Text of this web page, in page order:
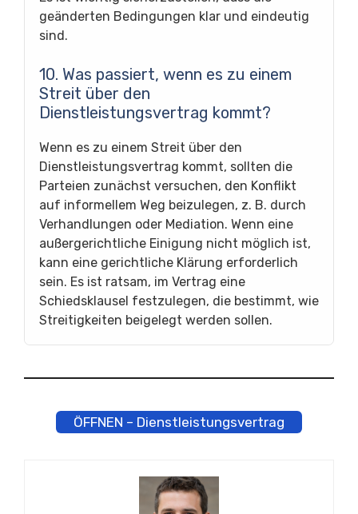
geänderten Bedingungen klar und eindeutig
sind.
10. Was passiert, wenn es zu einem
Streit über den
Dienstleistungsvertrag kommt?
Wenn es zu einem Streit über den
Dienstleistungsvertrag kommt, sollten die
Parteien zunächst versuchen, den Konflikt
auf informellem Weg beizulegen, z. B. durch
Verhandlungen oder Mediation. Wenn eine
außergerichtliche Einigung nicht möglich ist,
kann eine gerichtliche Klärung erforderlich
sein. Es ist ratsam, im Vertrag eine
Schiedsklausel festzulegen, die bestimmt, wie
Streitigkeiten beigelegt werden sollen.
ÖFFNEN – Dienstleistungsvertrag